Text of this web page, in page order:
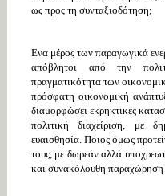
ως προς τη συνταξιοδότηση;
Ενα μέρος των παραγωγικά
απόβλητοι από την
πραγματικότητα των
πρόσφατη οικονομική
διαμορφώσει εκρηκτικές
πολιτική διαχείριση, με
ευαισθησία. Ποιος όμως
τους, με δωρεάν αλλά
και συνακόλουθη